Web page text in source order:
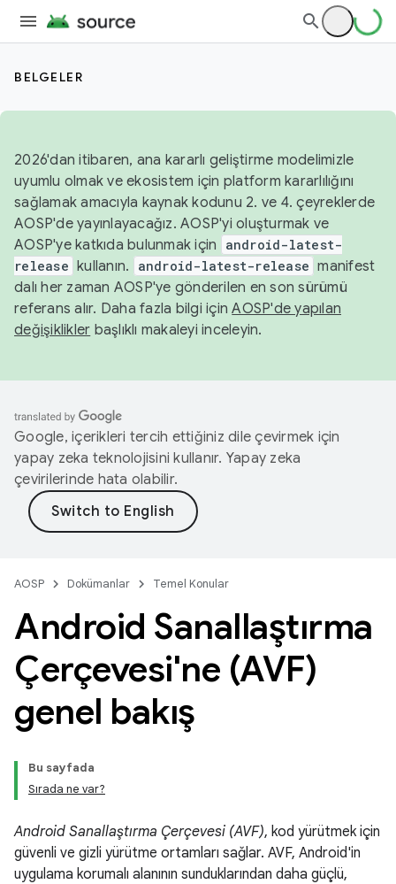
BELGELER
2026'dan itibaren, ana kararlı geliştirme modelimizle
uyumlu olmak ve ekosistem için platform kararlılığını
sağlamak amacıyla kaynak kodunu 2. ve 4. çeyreklerde
AOSP'de yayınlayacağız. AOSP'yi oluşturmak ve
AOSP'ye katkıda bulunmak için
android-latest-
release kullanın. android-latest-release manifest
dalı her zaman AOSP'ye gönderilen en son sürümü
referans alır. Daha fazla bilgi içinAOSP'de yapılan
değişiklikler başlıklı makaleyi inceleyin.
Google, içerikleri tercih ettiğiniz dile çevirmek için
yapay zeka teknolojisini kullanır. Yapay zeka
çevirilerinde hata olabilir.
AOSP Dokümanlar Temel Konular
Android Sanallaştırma
Çerçevesi'ne (AVF)
genel bakış
Bu sayfada
Sırada ne var?
Android Sanallaştırma Çerçevesi (AVF), kod yürütmek için
güvenli ve gizli yürütme ortamları sağlar. AVF, Android'in
uygulama korumalı alanının sunduklarından daha güçlü,